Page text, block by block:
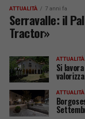
ATTUALITÀ 7 anni fa
Serravalle: il
Tractor»
ATTUALITÀ
Si
ATTUALITÀ